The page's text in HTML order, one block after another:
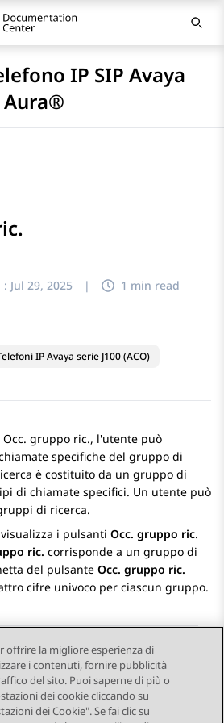
IP SIP Avaya
Aura®
PDF
: Jul 29, 2025 | 1 min read
IP Avaya serie J100 (ACO)
gruppo ric., l'utente può
specifiche del gruppo di
è costituito da un gruppo di
di chiamate specifici. Un utente può
di ricerca.
visualizza i pulsanti Occ. gruppo ric.
ric. corrisponde a un gruppo di
del pulsante Occ. gruppo ric.
cifre univoco per ciascun gruppo.
offrire la migliore esperienza di
i contenuti, fornire pubblicità
del sito. Puoi saperne di più o
dei cookie cliccando su
dei Cookie". Se fai clic su